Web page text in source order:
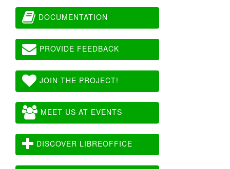
DOCUMENTATION
PROVIDE FEEDBACK
JOIN THE PROJECT!
MEET US AT EVENTS
DISCOVER LIBREOFFICE